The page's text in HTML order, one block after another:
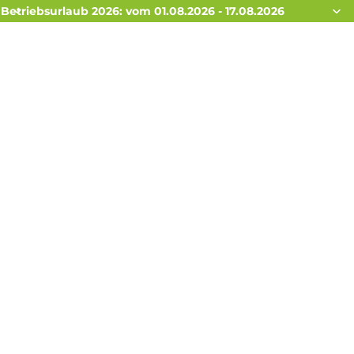
Betriebsurlaub 2026: vom 01.08.2026 - 17.08.2026